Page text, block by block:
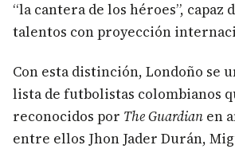
“la cantera de los héroes”, capaz
talentos con proyección
Con esta distinción, Londoño se
lista de futbolistas colombianos
reconocidos por The Guardian en
entre ellos Jhon Jader Durán,